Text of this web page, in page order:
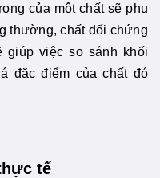
của một chất sẽ phụ
thường, chất đối chứng
việc so sánh khối
đặc điểm của chất đó
tế